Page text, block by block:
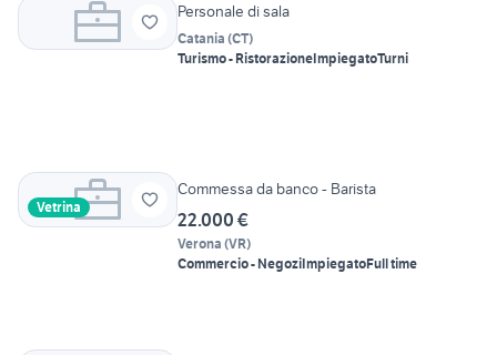
Personale di sala
Catania (CT)
Turismo - RistorazioneImpiegatoTurni
Vetrina
Commessa da banco - Barista
22.000 €
Verona (VR)
Commercio - NegoziImpiegatoFull time